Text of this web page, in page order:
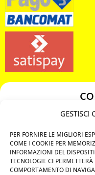
GESTISCI
PER FORNIRE LE MIGLIORI
COME I COOKIE PER
INFORMAZIONI DEL
TECNOLOGIE CI
COMPORTAMENTO DI
349 3863811
Privacy Policy